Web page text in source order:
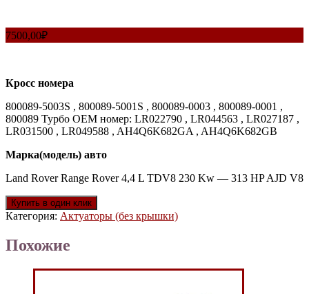
7500,00₽
Кросс номера
800089-5003S , 800089-5001S , 800089-0003 , 800089-0001 ,
800089 Турбо OEM номер: LR022790 , LR044563 , LR027187 ,
LR031500 , LR049588 , AH4Q6K682GA , AH4Q6K682GB
Марка(модель) авто
Land Rover Range Rover 4,4 L TDV8 230 Kw — 313 HP AJD V8
Купить в один клик
Категория: Актуаторы (без крышки)
Похожие